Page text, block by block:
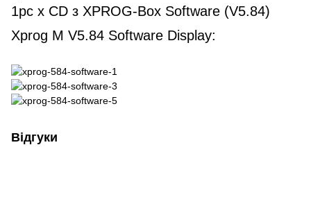
1pc x CD з XPROG-Box Software (V5.84)
Xprog M V5.84 Software Display:
Відгуки